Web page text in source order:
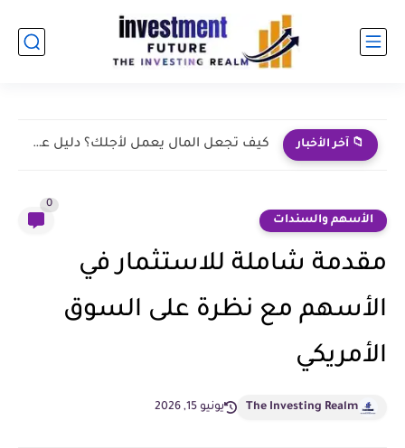
📁 آخر الأخبار ما هو العائد الإسمي والعائد الحقيقي للسند؟ الفرق بينهما
الأسهم والسندات
0
مقدمة شاملة للاستثمار في
الأسهم مع نظرة على السوق
الأمريكي
The Investing Realm يونيو 15, 2026